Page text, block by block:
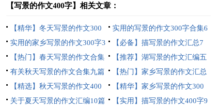
【写景的作文400字】相关文章：
【精华】冬天写景的作文300
字6篇
实用的写景的作文300字合集6
篇
实用的家乡写景的作文300字3
篇
【必备】描写景的作文汇总7
篇
【热门】春天写景的作文合集
5篇
【推荐】湖写景的作文汇编五
篇
有关秋天写景的作文合集九篇
【热门】家乡写景的作文汇总
10篇
【精选】秋天写景的作文400
字合集九篇
【精华】家乡写景的作文300
字3篇
关于夏天写景的作文汇编10篇 【实用】描写景的作文400字9